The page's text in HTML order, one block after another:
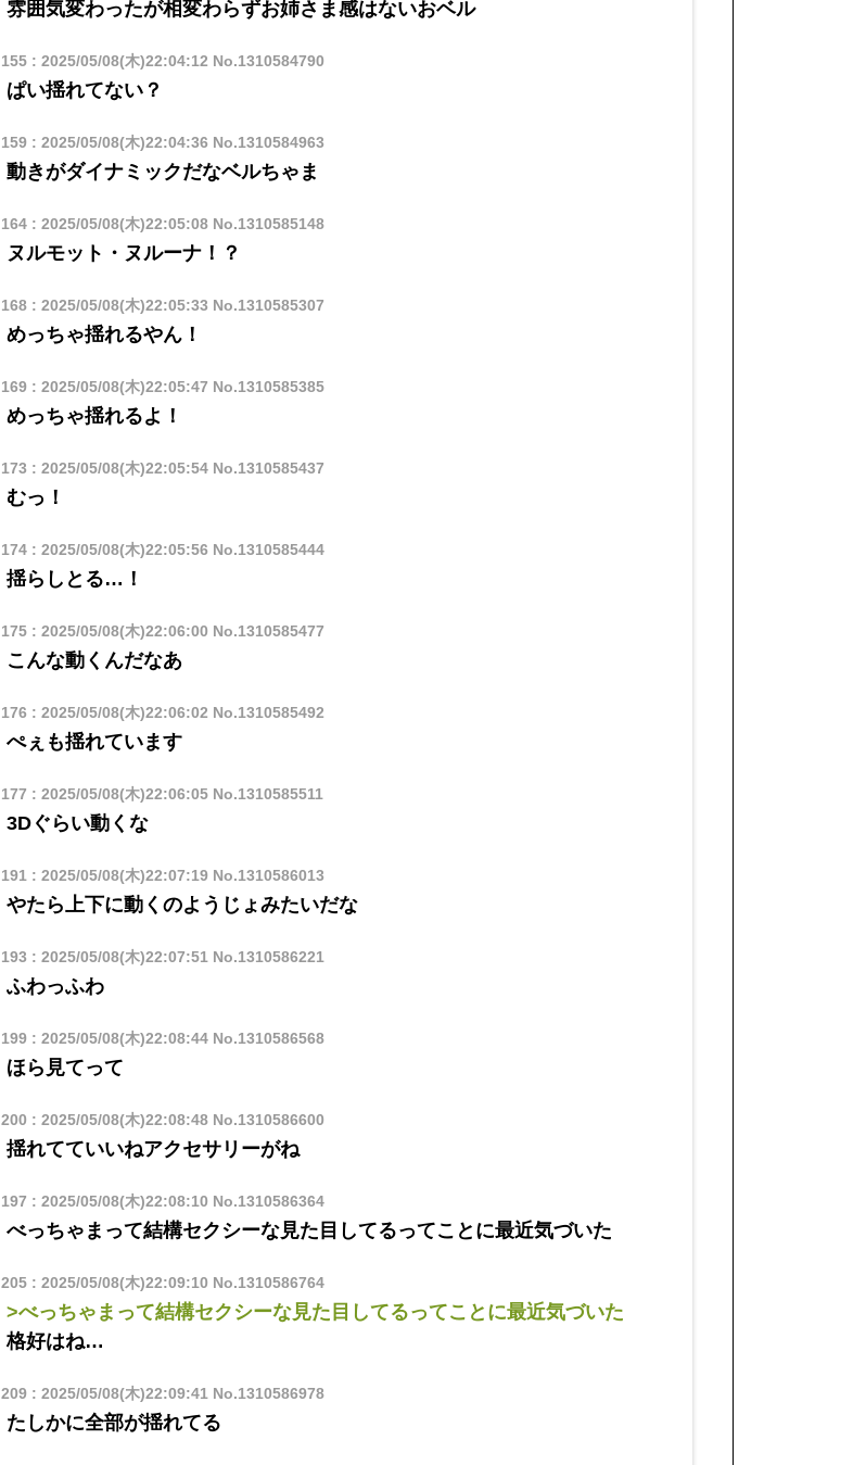
雰囲気変わったが相変わらずお姉さま感はないおベル
155: 2025/05/08(木)22:04:12 No.1310584790
ぱい揺れてない？
159: 2025/05/08(木)22:04:36 No.1310584963
動きがダイナミックだなベルちゃま
164: 2025/05/08(木)22:05:08No.1310585148
ヌルモット・ヌルーナ！？
168: 2025/05/08(木)22:05:33 No.1310585307
めっちゃ揺れるやん！
169: 2025/05/08(木)22:05:47 No.1310585385
めっちゃ揺れるよ！
173 : 2025/05/08(木)22:05:54No.1310585437
むっ！
174: 2025/05/08(木)22:05:56 No.1310585444
揺らしとる…！
175: 2025/05/08(木)22:06:00 No.1310585477
こんな動くんだなあ
176 : 2025/05/08(木)22:06:02 No.1310585492
ぺぇも揺れています
177 : 2025/05/08(木)22:06:05No.1310585511
3Dぐらい動くな
191 : 2025/05/08(木)22:07:19No.1310586013
やたら上下に動くのようじょみたいだな
193 : 2025/05/08(木)22:07:51 No.1310586221
ふわっふわ
199: 2025/05/08(木)22:08:44No.1310586568
ほら見てって
200 : 2025/05/08(木)22:08:48No.1310586600
揺れてていいねアクセサリーがね
197 : 2025/05/08(木)22:08:10 No.1310586364
べっちゃまって結構セクシーな見た目してるってことに最近気づいた
205: 2025/05/08(木)22:09:10 No.1310586764
>べっちゃまって結構セクシーな見た目してるってことに最近気づいた
格好はね…
209: 2025/05/08(木)22:09:41 No.1310586978
たしかに全部が揺れてる